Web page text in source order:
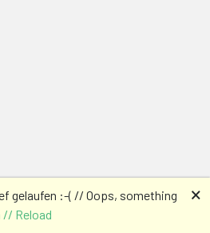
gelaufen :-( // Oops, something
// Reload
🗙